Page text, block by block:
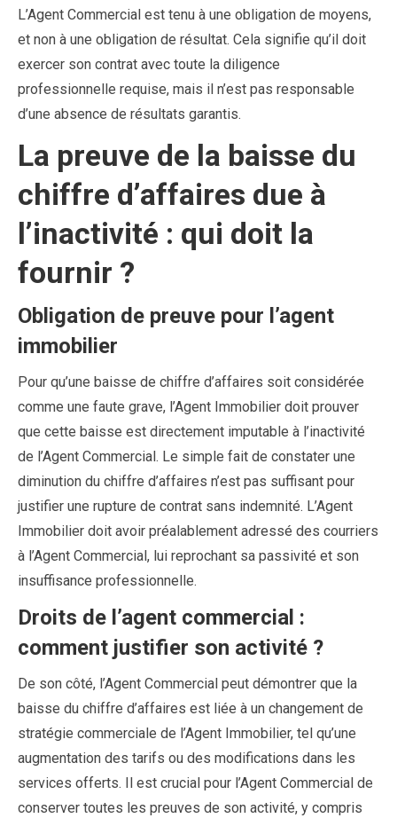
L’Agent Commercial est tenu à une obligation de moyens,
et non à une obligation de résultat. Cela signifie qu’il doit
exercer son contrat avec toute la diligence
professionnelle requise, mais il n’est pas responsable
d’une absence de résultats garantis.
La preuve de la baisse du
chiffre d’affaires due à
l’inactivité : qui doit la
fournir ?
Obligation de preuve pour l’agent
immobilier
Pour qu’une baisse de chiffre d’affaires soit considérée
comme une faute grave, l’Agent Immobilier doit prouver
que cette baisse est directement imputable à l’inactivité
de l’Agent Commercial. Le simple fait de constater une
diminution du chiffre d’affaires n’est pas suffisant pour
justifier une rupture de contrat sans indemnité. L’Agent
Immobilier doit avoir préalablement adressé des courriers
à l’Agent Commercial, lui reprochant sa passivité et son
insuffisance professionnelle.
Droits de l’agent commercial :
comment justifier son activité ?
De son côté, l’Agent Commercial peut démontrer que la
baisse du chiffre d’affaires est liée à un changement de
stratégie commerciale de l’Agent Immobilier, tel qu’une
augmentation des tarifs ou des modifications dans les
services offerts. Il est crucial pour l’Agent Commercial de
conserver toutes les preuves de son activité, y compris